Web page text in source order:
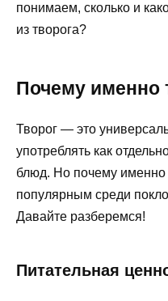
понимаем, сколько и
из творога?
Почему именно
Творог — это
употреблять как
блюд. Но почему именно
популярным среди
Давайте разберемся!
Питательная